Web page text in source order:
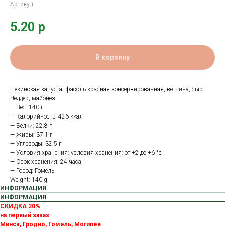
Артикул:
5.20 р
В корзину
Пекинская капуста, фасоль красная консервированная, ветчина, сыр
Чеддер, майонез.
— Вес: 140 г
— Калорийность: 426 ккал
— Белки: 22.8 г
— Жиры: 37.1 г
— Углеводы: 32.5 г
— Условия хранения: условия хранения: от +2 до +6 °с
— Срок хранения: 24 часа
— Город: Гомель
Weight: 140 g
ИНФОРМАЦИЯ
ИНФОРМАЦИЯ
СКИДКА 20%
на первый заказ
Минск, Гродно, Гомель, Могилёв